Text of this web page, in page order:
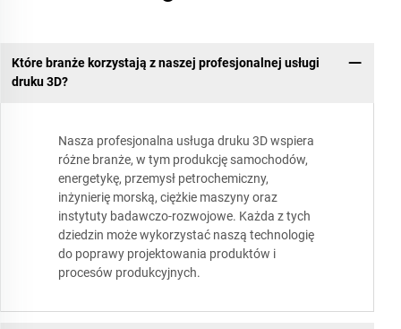
Które branże korzystają z naszej profesjonalnej usługi
druku 3D?
Nasza profesjonalna usługa druku 3D wspiera
różne branże, w tym produkcję samochodów,
energetykę, przemysł petrochemiczny,
inżynierię morską, ciężkie maszyny oraz
instytuty badawczo-rozwojowe. Każda z tych
dziedzin może wykorzystać naszą technologię
do poprawy projektowania produktów i
procesów produkcyjnych.